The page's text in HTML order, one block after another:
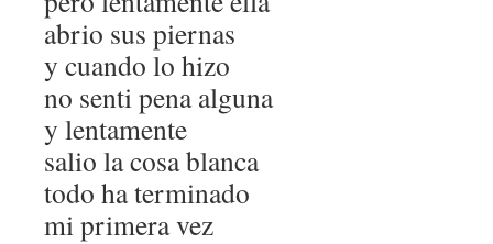
abrio sus piernas
y cuando lo hizo
no senti pena alguna
y lentamente
salio la cosa blanca
todo ha terminado
mi primera vez